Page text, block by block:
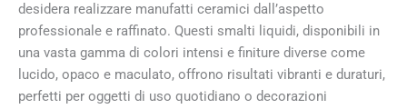
desidera realizzare manufatti ceramici dall’aspetto
professionale e raffinato. Questi smalti liquidi, disponibili in
una vasta gamma di colori intensi e finiture diverse come
lucido, opaco e maculato, offrono risultati vibranti e duraturi,
perfetti per oggetti di uso quotidiano o decorazioni